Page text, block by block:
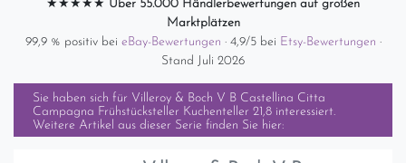
★★★★★ Über 55.000 Händlerbewertungen auf großen
Marktplätzen
99,9 % positiv bei eBay-Bewertungen · 4,9/5 bei Etsy-Bewertungen ·
Stand Juli 2026
Sie haben sich für Villeroy & Boch V B Castellina Citta
Campagna Frühstücksteller Kuchenteller 21,8 interessiert.
Weitere Artikel aus dieser Serie finden Sie hier: